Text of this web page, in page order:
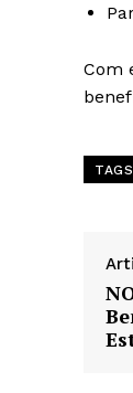
Com
TAGS